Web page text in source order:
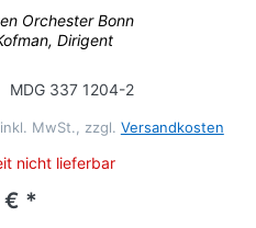
Orchester Bonn
Dirigent
MDG 337 1204-2
MwSt., zzgl. Versandkosten
nicht lieferbar
€ *